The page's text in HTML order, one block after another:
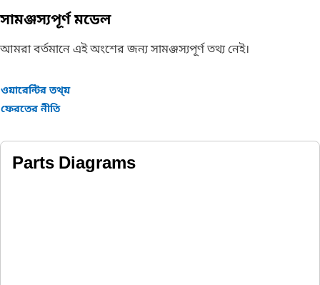
সামঞ্জস্যপূর্ণ মডেল
আমরা বর্তমানে এই অংশের জন্য সামঞ্জস্যপূর্ণ তথ্য নেই।
ওয়ারেন্টির তথ্য়
ফেরতের নীতি
Parts Diagrams